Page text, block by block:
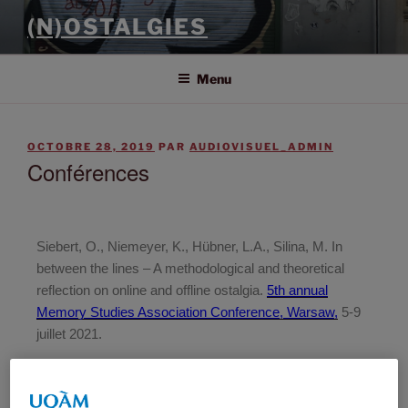
(N)OSTALGIES
Menu
OCTOBRE 28, 2019 PAR AUDIOVISUEL_ADMIN
Conférences
Siebert, O., Niemeyer, K., Hübner, L.A., Silina, M. In
between the lines – A methodological and theoretical
reflection on online and offline ostalgia. 5th annual
Memory Studies Association Conference, Warsaw, 5-9
juillet 2021.
the fall of the Berlin wall 𝐏𝐨𝐒𝐨𝐂𝐨𝐌𝐞𝐒 (Post-Socialist and